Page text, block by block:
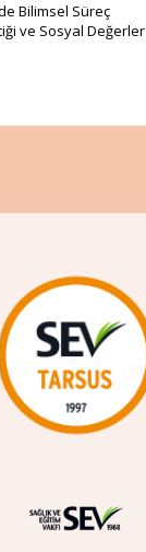
Bilimsel Süreç
ve Sosyal Değerler